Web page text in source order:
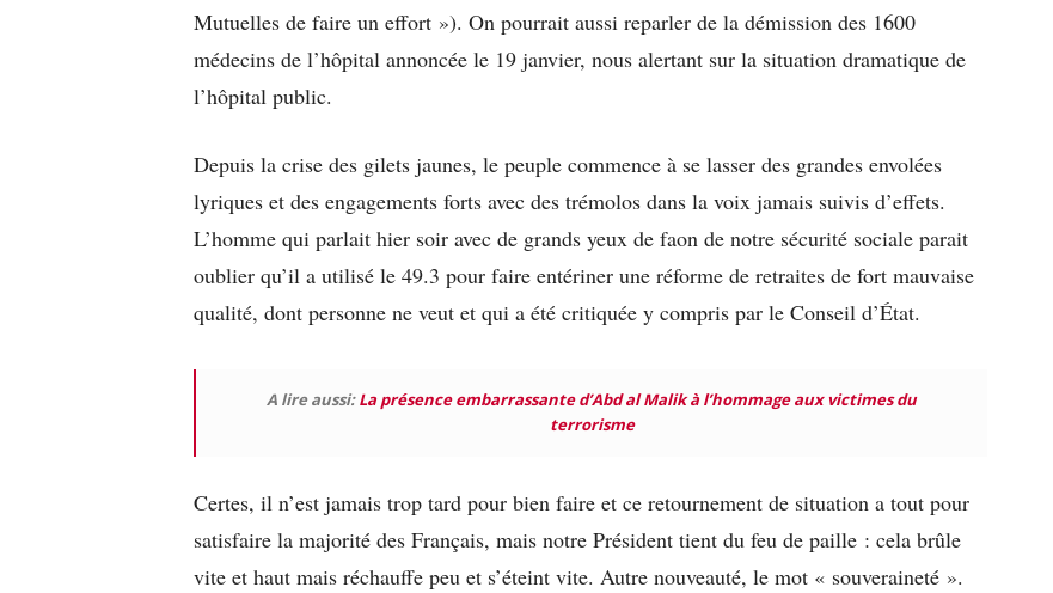
Mutuelles de faire un effort »). On pourrait aussi reparler de la démission des 1600
médecins de l’hôpital annoncée le 19 janvier, nous alertant sur la situation dramatique de
l’hôpital public.
Depuis la crise des gilets jaunes, le peuple commence à se lasser des grandes envolées
lyriques et des engagements forts avec des trémolos dans la voix jamais suivis d’effets.
L’homme qui parlait hier soir avec de grands yeux de faon de notre sécurité sociale parait
oublier qu’il a utilisé le 49.3 pour faire entériner une réforme de retraites de fort mauvaise
qualité, dont personne ne veut et qui a été critiquée y compris par le Conseil d’État.
A lire aussi:La présence embarrassante d’Abd al Malik à l’hommage aux victimes du
terrorisme
Certes, il n’est jamais trop tard pour bien faire et ce retournement de situation a tout pour
satisfaire la majorité des Français, mais notre Président tient du feu de paille : cela brûle
vite et haut mais réchauffe peu et s’éteint vite. Autre nouveauté, le mot « souveraineté ».